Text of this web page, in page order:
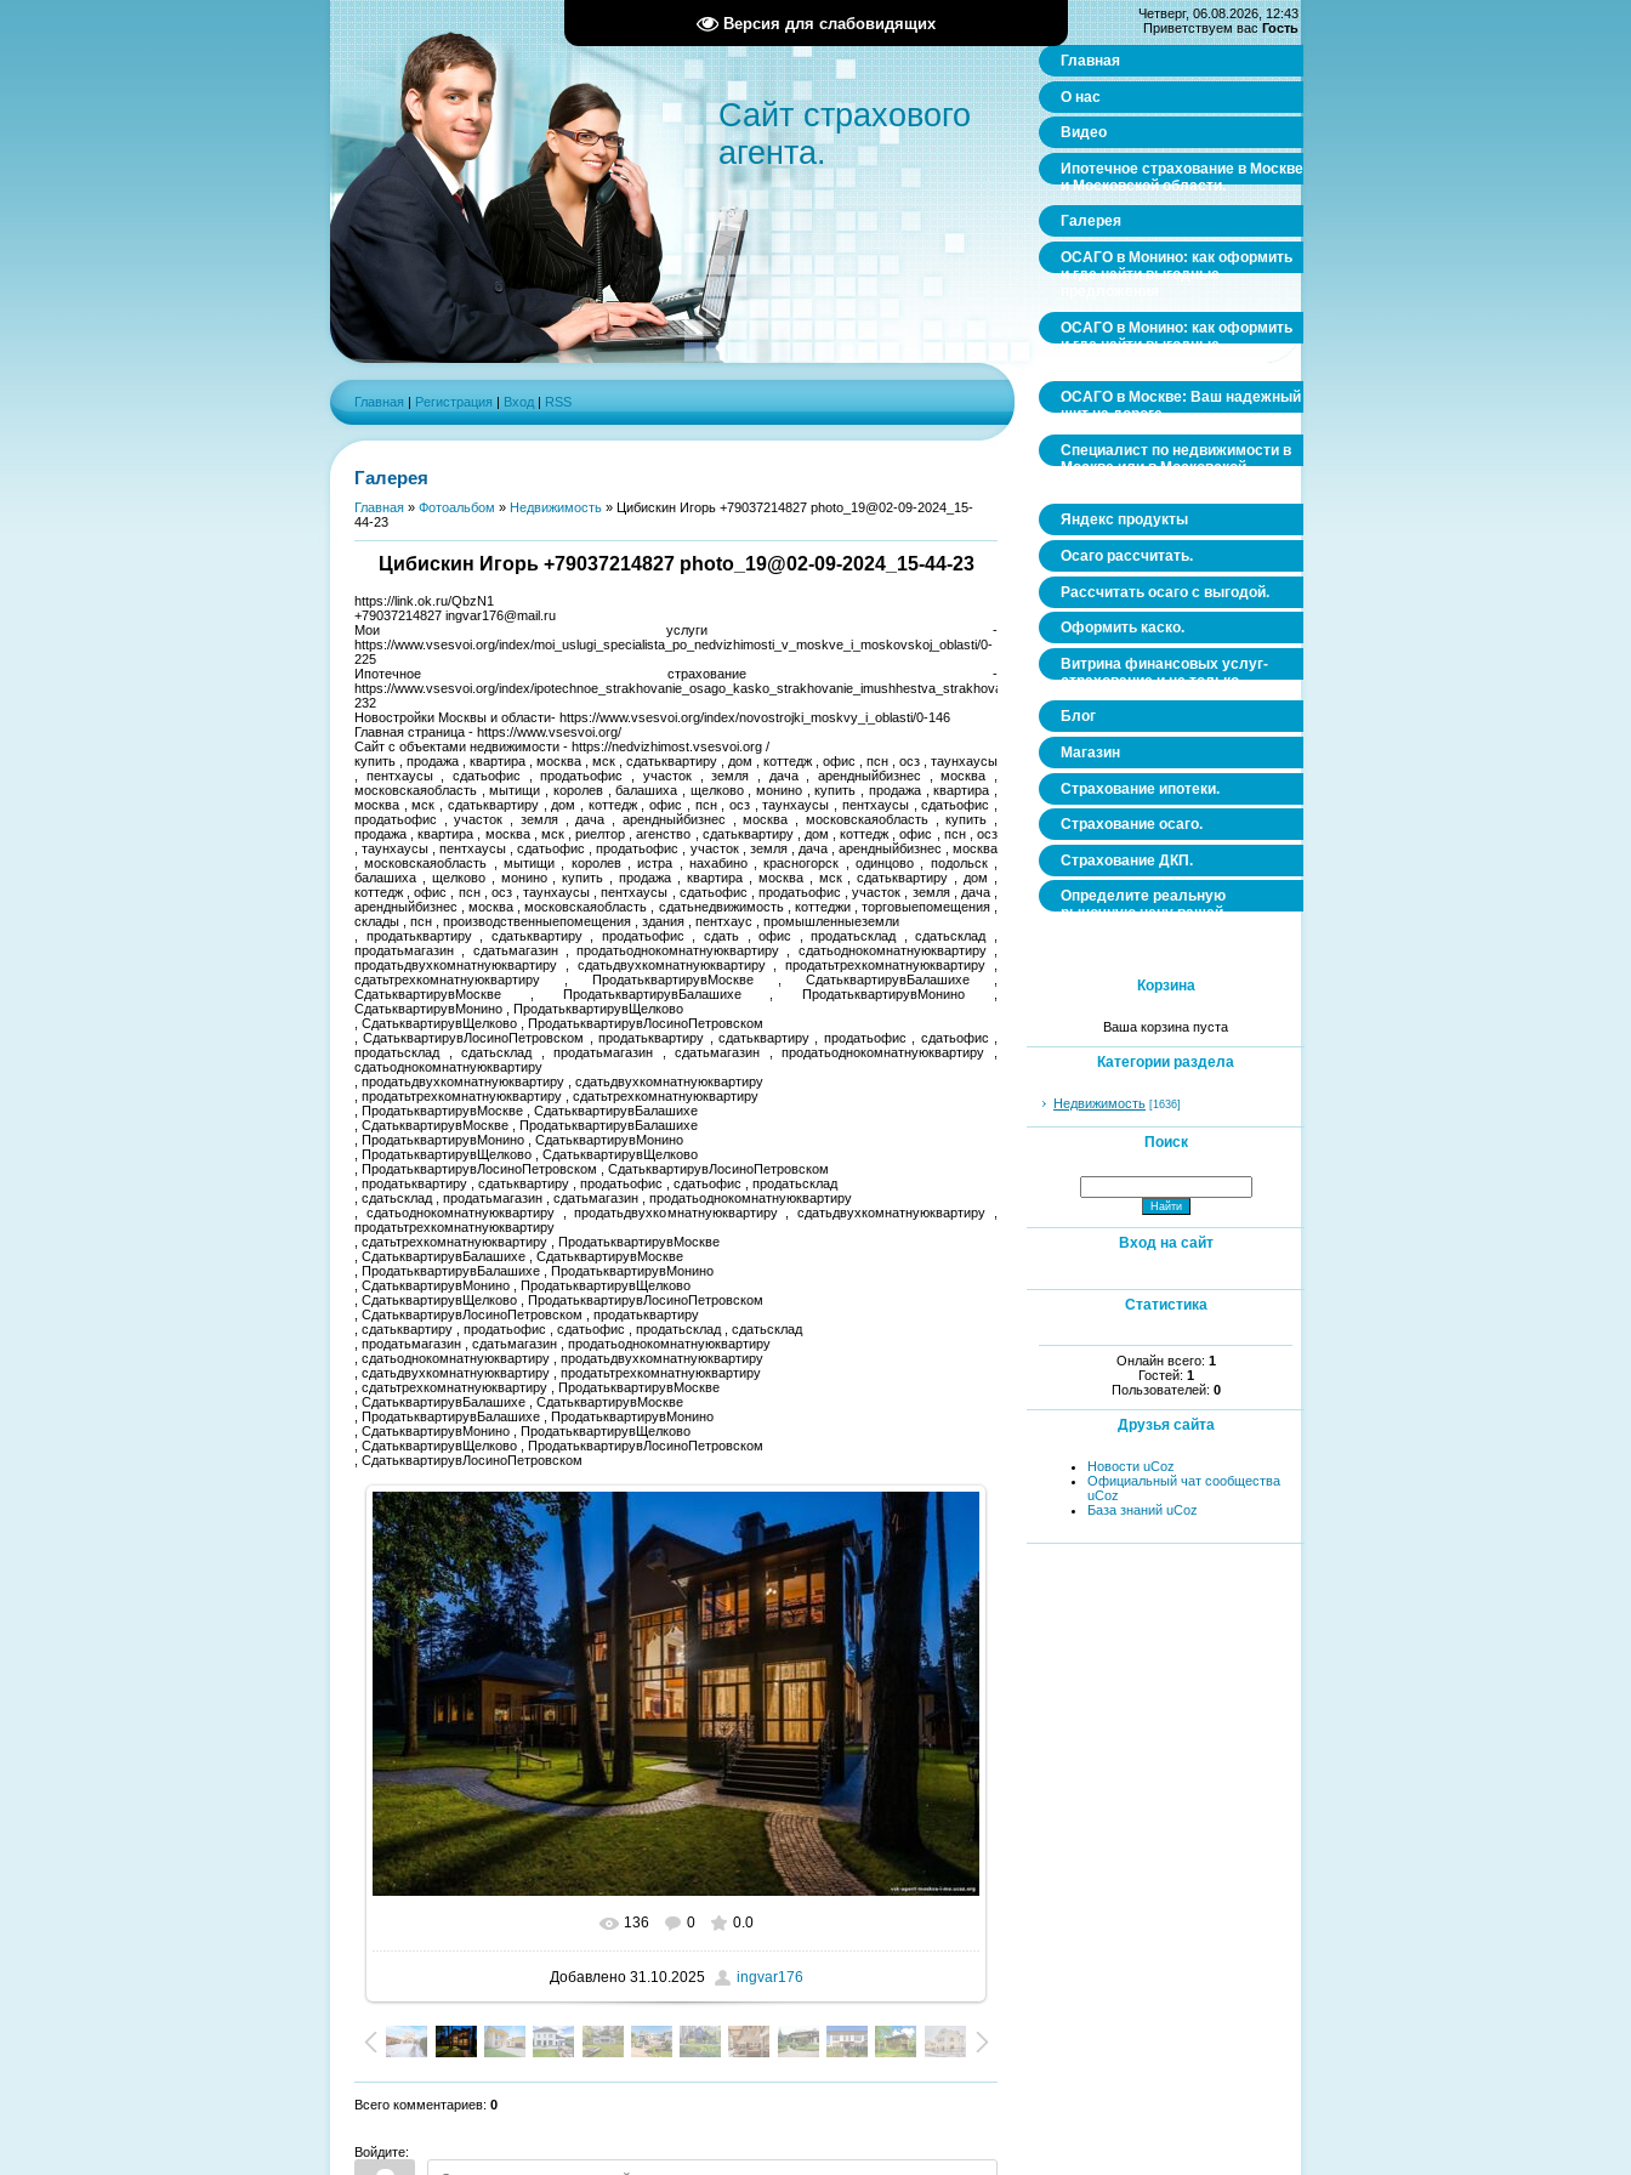
Версия для слабовидящих
Сайт страхового
агента.
Главная | Регистрация | Вход | RSS
Галерея
Главная » Фотоальбом » Недвижимость » Цибискин Игорь +79037214827 photo_19@02-09-2024_15-
44-23
Цибискин Игорь +79037214827 photo_19@02-09-2024_15-44-23
https://link.ok.ru/QbzN1
+79037214827 ingvar176@mail.ru
Мои услуги -
https://www.vsesvoi.org/index/moi_uslugi_specialista_po_nedvizhimosti_v_moskve_i_moskovskoj_oblasti/0-
225
Ипотечное страхование -
https://www.vsesvoi.org/index/ipotechnoe_strakhovanie_osago_kasko_strakhovanie_imushhestva_strakhovanie_zhizni_i_zdorovja_dms_antikleshh/0-
232
Новостройки Москвы и области- https://www.vsesvoi.org/index/novostrojki_moskvy_i_oblasti/0-146
Главная страница - https://www.vsesvoi.org/
Сайт с объектами недвижимости - https://nedvizhimost.vsesvoi.org /
купить , продажа , квартира , москва , мск , сдатьквартиру , дом , коттедж , офис , псн , осз , таунхаусы
, пентхаусы , сдатьофис , продатьофис , участок , земля , дача , арендныйбизнес , москва ,
московскаяобласть , мытищи , королев , балашиха , щелково , монино , купить , продажа , квартира ,
москва , мск , сдатьквартиру , дом , коттедж , офис , псн , осз , таунхаусы , пентхаусы , сдатьофис ,
продатьофис , участок , земля , дача , арендныйбизнес , москва , московскаяобласть , купить ,
продажа , квартира , москва , мск , риелтор , агенство , сдатьквартиру , дом , коттедж , офис , псн , осз
, таунхаусы , пентхаусы , сдатьофис , продатьофис , участок , земля , дача , арендныйбизнес , москва
, московскаяобласть , мытищи , королев , истра , нахабино , красногорск , одинцово , подольск ,
балашиха , щелково , монино , купить , продажа , квартира , москва , мск , сдатьквартиру , дом ,
коттедж , офис , псн , осз , таунхаусы , пентхаусы , сдатьофис , продатьофис , участок , земля , дача ,
арендныйбизнес , москва , московскаяобласть , сдатьнедвижимость , коттеджи , торговыепомещения ,
склады , псн , производственныепомещения , здания , пентхаус , промышленныеземли
, продатьквартиру , сдатьквартиру , продатьофис , сдать , офис , продатьсклад , сдатьсклад ,
продатьмагазин , сдатьмагазин , продатьоднокомнатнуюквартиру , сдатьоднокомнатнуюквартиру ,
продатьдвухкомнатнуюквартиру , сдатьдвухкомнатнуюквартиру , продатьтрехкомнатнуюквартиру ,
сдатьтрехкомнатнуюквартиру , ПродатьквартирувМоскве , СдатьквартирувБалашихе ,
СдатьквартирувМоскве , ПродатьквартирувБалашихе , ПродатьквартирувМонино ,
СдатьквартирувМонино , ПродатьквартирувЩелково
, СдатьквартирувЩелково , ПродатьквартирувЛосиноПетровском
, СдатьквартирувЛосиноПетровском , продатьквартиру , сдатьквартиру , продатьофис , сдатьофис ,
продатьсклад , сдатьсклад , продатьмагазин , сдатьмагазин , продатьоднокомнатнуюквартиру ,
сдатьоднокомнатнуюквартиру
, продатьдвухкомнатнуюквартиру , сдатьдвухкомнатнуюквартиру
, продатьтрехкомнатнуюквартиру , сдатьтрехкомнатнуюквартиру
, ПродатьквартирувМоскве , СдатьквартирувБалашихе
, СдатьквартирувМоскве , ПродатьквартирувБалашихе
, ПродатьквартирувМонино , СдатьквартирувМонино
, ПродатьквартирувЩелково , СдатьквартирувЩелково
, ПродатьквартирувЛосиноПетровском , СдатьквартирувЛосиноПетровском
, продатьквартиру , сдатьквартиру , продатьофис , сдатьофис , продатьсклад
, сдатьсклад , продатьмагазин , сдатьмагазин , продатьоднокомнатнуюквартиру
, сдатьоднокомнатнуюквартиру , продатьдвухкомнатнуюквартиру , сдатьдвухкомнатнуюквартиру ,
продатьтрехкомнатнуюквартиру
, сдатьтрехкомнатнуюквартиру , ПродатьквартирувМоскве
, СдатьквартирувБалашихе , СдатьквартирувМоскве
, ПродатьквартирувБалашихе , ПродатьквартирувМонино
, СдатьквартирувМонино , ПродатьквартирувЩелково
, СдатьквартирувЩелково , ПродатьквартирувЛосиноПетровском
, СдатьквартирувЛосиноПетровском , продатьквартиру
, сдатьквартиру , продатьофис , сдатьофис , продатьсклад , сдатьсклад
, продатьмагазин , сдатьмагазин , продатьоднокомнатнуюквартиру
, сдатьоднокомнатнуюквартиру , продатьдвухкомнатнуюквартиру
, сдатьдвухкомнатнуюквартиру , продатьтрехкомнатнуюквартиру
, сдатьтрехкомнатнуюквартиру , ПродатьквартирувМоскве
, СдатьквартирувБалашихе , СдатьквартирувМоскве
, ПродатьквартирувБалашихе , ПродатьквартирувМонино
, СдатьквартирувМонино , ПродатьквартирувЩелково
, СдатьквартирувЩелково , ПродатьквартирувЛосиноПетровском
, СдатьквартирувЛосиноПетровском
В реальном размере 1600x1067
136 0 0.0
Добавлено31.10.2025 ingvar176
Всего комментариев: 0
Войдите:
Четверг, 06.08.2026, 12:43
Приветствуем вас Гость
Главная
О нас
Видео
Ипотечное страхование в Москве
и Московской области.
Галерея
ОСАГО в Монино: как оформить
и где найти выгодные
ОСАГО в Монино: как оформить
и где найти выгодные
ОСАГО в Москве: Ваш надежный
щит на дороге
Специалист по недвижимости в
Москве или в Московской
Яндекс продукты
Осаго рассчитать.
Рассчитать осаго с выгодой.
Оформить каско.
Витрина финансовых услуг-
страхование и не только.
Блог
Магазин
Страхование ипотеки.
Страхование осаго.
Страхование ДКП.
Определите реальную
рыночную цену вашей
Корзина
Ваша корзина пуста
Категории раздела
Недвижимость [1636]
Поиск
Вход на сайт
Статистика
Онлайн всего: 1
Гостей: 1
Пользователей: 0
Друзья сайта
Новости uCoz
Официальный чат сообщества
uCoz
База знаний uCoz